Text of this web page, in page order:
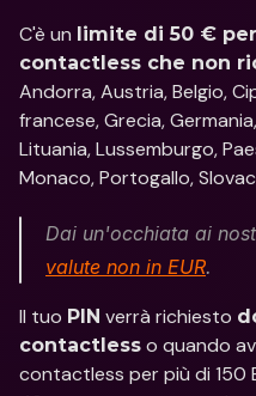
C'è un limite di 50 €
contactless che non
Andorra, Austria, Belgio,
francese, Grecia,
Lituania, Lussemburgo,
Monaco, Portogallo,
Dai un'occhiata ai
valute non in EUR.
Il tuo PIN verrà richiesto
contactless o quando
contactless per più di 150